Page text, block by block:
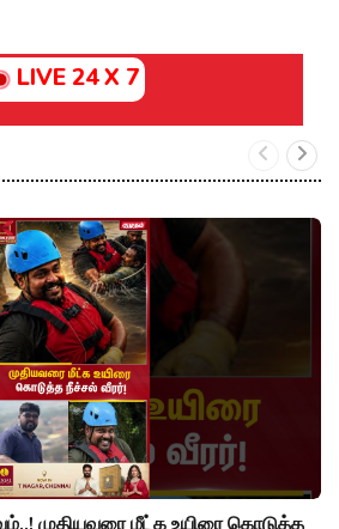
LIVE 24 X 7